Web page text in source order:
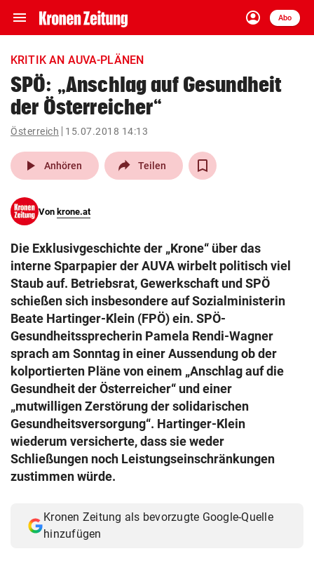
menu Navigation
ein-/ausklappen
account_circle
Anmelden
Abo
close Schließen
account_circle Anmelden
pin_drop
Wien arrow_right
search
eingeben
© Krone Multimedia GmbH & Co KG 2026
Muthgasse 2, 1190 Wien
KRITIK AN AUVA-PLÄNEN
SPÖ: „Anschlag auf Gesundheit
der Österreicher“
Österreich 15.07.2018 14:13
play_arrow Anhören Teilen
Von krone.at
Die Exklusivgeschichte der „Krone“ über das
interne Sparpapier der AUVA wirbelt politisch viel
Staub auf. Betriebsrat, Gewerkschaft und SPÖ
schießen sich insbesondere auf Sozialministerin
Beate Hartinger-Klein (FPÖ) ein. SPÖ-
Gesundheitssprecherin Pamela Rendi-Wagner
sprach am Sonntag in einer Aussendung ob der
kolportierten Pläne von einem „Anschlag auf die
Gesundheit der Österreicher“ und einer
„mutwilligen Zerstörung der solidarischen
Gesundheitsversorgung“. Hartinger-Klein
wiederum versicherte, dass sie weder
Schließungen noch Leistungseinschränkungen
zustimmen würde.
Kronen Zeitung als bevorzugte Google-Quelle
hinzufügen